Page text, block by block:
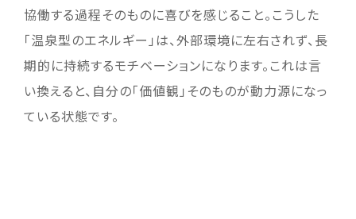
協働する過程そのものに喜びを感じること。こうした
「温泉型のエネルギー」は、外部環境に左右されず、長
期的に持続するモチベーションになります。これは言
い換えると、自分の「価値観」そのものが動力源になっ
ている状態です。